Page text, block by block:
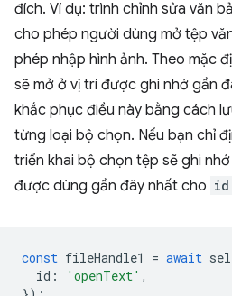
đích. Ví dụ: trình chỉnh sửa văn
cho phép người dùng mở tệp
phép nhập hình ảnh. Theo mặc
sẽ mở ở vị trí được ghi nhớ gần
khắc phục điều này bằng cách
từng loại bộ chọn. Nếu bạn chỉ
triển khai bộ chọn tệp sẽ ghi
được dùng gần đây nhất cho id
const fileHandle1 = await
id : 'openText' ,